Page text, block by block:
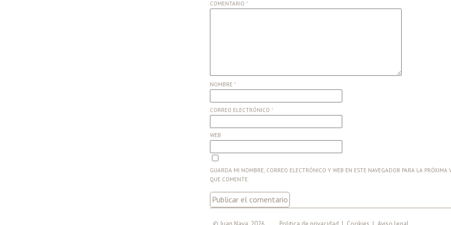
COMENTARIO *
NOMBRE *
CORREO ELECTRÓNICO *
WEB
GUARDA MI NOMBRE, CORREO ELECTRÓNICO Y WEB EN ESTE NAVEGADOR PARA LA PRÓXIMA
QUE COMENTE.